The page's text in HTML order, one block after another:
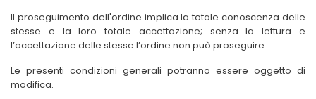
Il proseguimento dell'ordine implica la totale conoscenza delle
stesse e la loro totale accettazione; senza la lettura e
l’accettazione delle stesse l’ordine non può proseguire.
Le presenti condizioni generali potranno essere oggetto di
modifica.